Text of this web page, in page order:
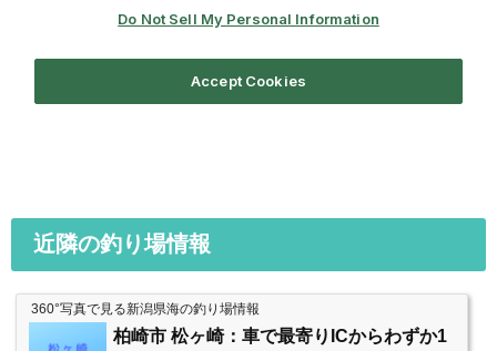
近隣の釣り場情報
360°写真で見る新潟県海の釣り場情報
柏崎市 松ヶ崎：車で最寄りICからわずか1